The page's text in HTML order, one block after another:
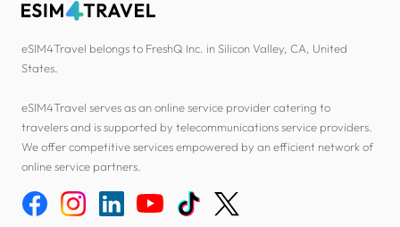
eSIM4Travel belongs to FreshQ Inc. in Silicon Valley, CA, United
States.
eSIM4Travel serves as an online service provider catering to
travelers and is supported by telecommunications service providers.
We offer competitive services empowered by an efficient network of
online service partners.